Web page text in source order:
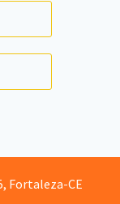
Fortaleza-CE